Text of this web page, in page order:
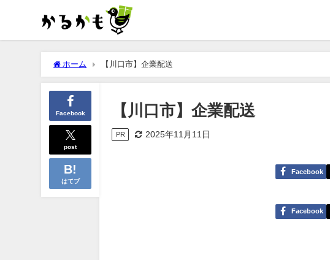
ホーム 【川口市】企業配送
Facebook
post
はてブ
【川口市】企業配送
PR 2025年11月11日
Facebook
Facebook